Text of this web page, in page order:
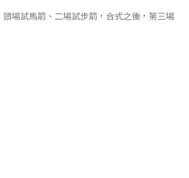
場試馬箭、二場試步箭，合式之後，第三場